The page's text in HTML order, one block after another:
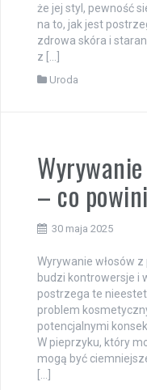
że jej styl, pewność
na to, jak jest
zdrowa skóra i
z […]
Uroda
– co
30 maja 2025
Wyrywanie włosów
budzi kontrowersje i
postrzega te
problem
potencjalnymi
W pieprzyku, który
mogą być